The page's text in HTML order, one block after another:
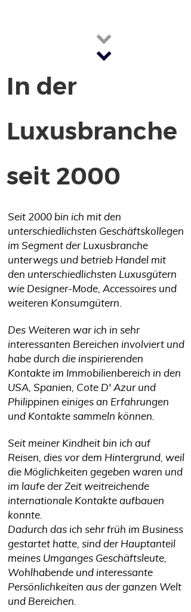
In der
Luxusbranche
seit 2000
Seit 2000 bin ich mit den
unterschiedlichsten Geschäftskollegen
im Segment der Luxusbranche
unterwegs und betrieb Handel mit
den unterschiedlichsten Luxusgütern
wie Designer-Mode, Accessoires und
weiteren Konsumgütern.
Des Weiteren war ich in sehr
interessanten Bereichen involviert und
habe durch die inspirierenden
Kontakte im Immobilienbereich in den
USA, Spanien, Cote D' Azur und
Philippinen einiges an Erfahrungen
und Kontakte sammeln können.
Seit meiner Kindheit bin ich auf
Reisen, dies vor dem Hintergrund, weil
die Möglichkeiten gegeben waren und
im laufe der Zeit weitreichende
internationale Kontakte aufbauen
konnte.
Dadurch das ich sehr früh im Business
gestartet hatte, sind der Hauptanteil
meines Umganges Geschäftsleute,
Wohlhabende und interessante
Persönlichkeiten aus der ganzen Welt
und Bereichen.